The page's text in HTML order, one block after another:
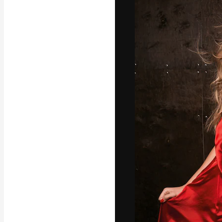
La plataforma
trabajo. Más
entre
estudios.
Español
Copyright ©